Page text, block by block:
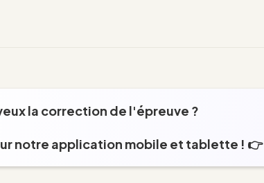
la correction de l'épreuve ?
notre application mobile et tablette ! 👉